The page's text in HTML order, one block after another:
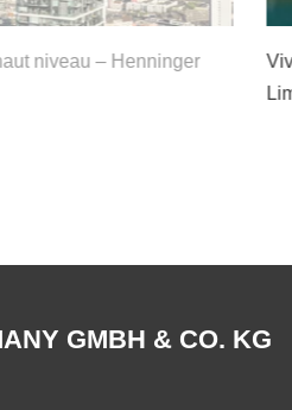
niveau – Henninger
GMBH & CO. KG